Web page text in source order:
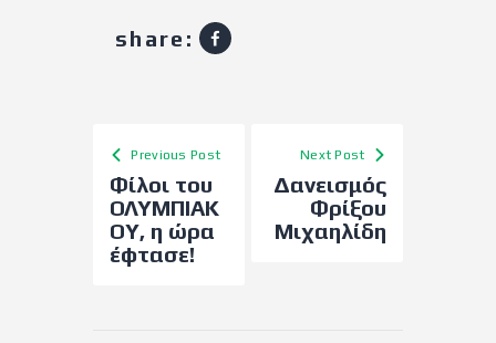
share:
Previous Post
Φίλοι του
ΟΛΥΜΠΙΑΚ
ΟΥ, η ώρα
έφτασε!
Next Post
Δανεισμός
Φρίξου
Μιχαηλίδη